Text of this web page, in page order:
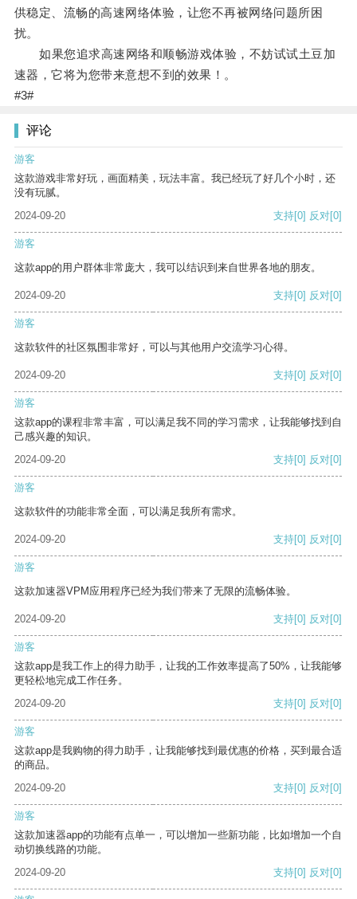
供稳定、流畅的高速网络体验，让您不再被网络问题所困
扰。
如果您追求高速网络和顺畅游戏体验，不妨试试土豆加
速器，它将为您带来意想不到的效果！。
#3#
评论
游客
这款游戏非常好玩，画面精美，玩法丰富。我已经玩了好几个小时，还
没有玩腻。
2024-09-20
支持[0] 反对[0]
游客
这款app的用户群体非常庞大，我可以结识到来自世界各地的朋友。
2024-09-20 支持[0] 反对[0]
游客
这款软件的社区氛围非常好，可以与其他用户交流学习心得。
2024-09-20 支持[0] 反对[0]
游客
这款app的课程非常丰富，可以满足我不同的学习需求，让我能够找到自
己感兴趣的知识。
2024-09-20
支持[0] 反对[0]
游客
这款软件的功能非常全面，可以满足我所有需求。
2024-09-20 支持[0] 反对[0]
游客
这款加速器VPM应用程序已经为我们带来了无限的流畅体验。
2024-09-20 支持[0] 反对[0]
游客
这款app是我工作上的得力助手，让我的工作效率提高了50%，让我能够
更轻松地完成工作任务。
2024-09-20
支持[0] 反对[0]
游客
这款app是我购物的得力助手，让我能够找到最优惠的价格，买到最合适
的商品。
2024-09-20
支持[0] 反对[0]
游客
这款加速器app的功能有点单一，可以增加一些新功能，比如增加一个自
动切换线路的功能。
2024-09-20
支持[0] 反对[0]